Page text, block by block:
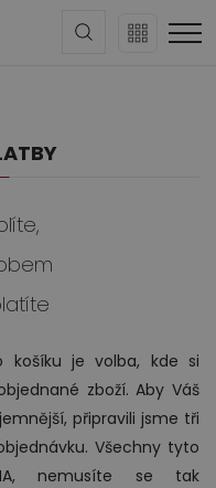
košíku je volba, kde si
zboží. Aby Váš
připravili jsme tři
Všechny tyto
nemusíte se tak